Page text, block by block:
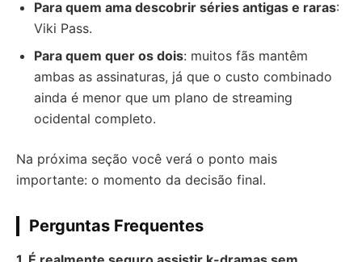
Para quem ama descobrir séries antigas e raras:
Viki Pass.
Para quem quer os dois: muitos fãs mantêm
ambas as assinaturas, já que o custo combinado
ainda é menor que um plano de streaming
ocidental completo.
Na próxima seção você verá o ponto mais
importante: o momento da decisão final.
Perguntas Frequentes